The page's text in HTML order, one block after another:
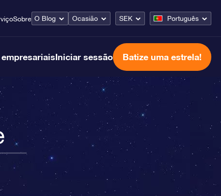
Sobre O Blog Ocasião SEK Português
Iniciar sessão Batize uma estrela!